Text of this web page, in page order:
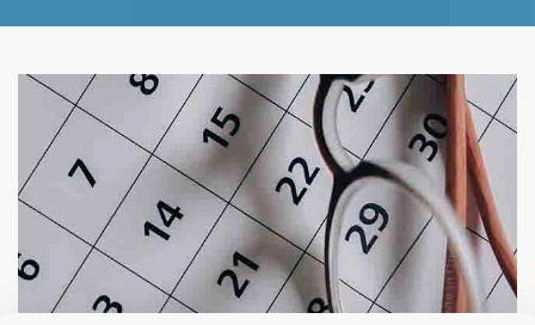
قلوبال لرعاية العين ضعف نظر